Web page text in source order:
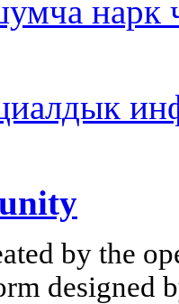
нарк
by the
designed